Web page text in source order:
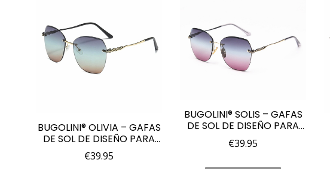
BUGOLINI® OLIVIA – GAFAS
DE SOL DE DISEÑO PARA
MUJER – POLARIZADAS –
UV400 – OJOS VISIBLES –
€39.95
BUGOLINI® SOLIS – GAFAS
DE SOL DE DISEÑO PARA
MUJER – POLARIZADAS –
UV400 – NEGRO/AZUL –
€39.95